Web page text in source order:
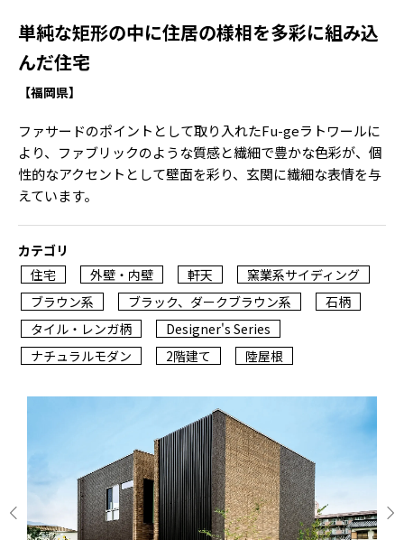
単純な矩形の中に住居の様相を多彩に組み込
んだ住宅
【福岡県】
ファサードのポイントとして取り入れたFu-geラトワールに
より、ファブリックのような質感と繊細で豊かな色彩が、個
性的なアクセントとして壁面を彩り、玄関に繊細な表情を与
えています。
カテゴリ
住宅
外壁・内壁 軒天
窯業系サイディング
ブラウン系
ブラック、ダークブラウン系
石柄
タイル・レンガ柄
Designer's Series
ナチュラルモダン
2階建て 陸屋根